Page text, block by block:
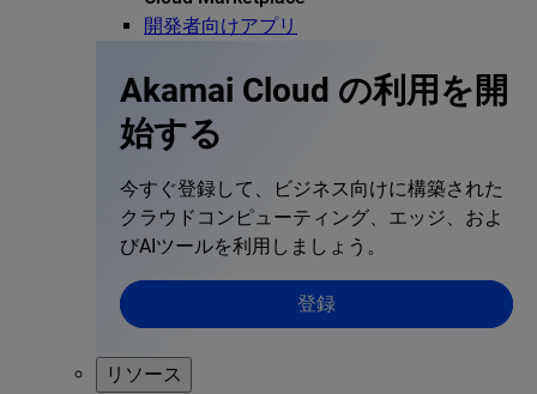
開発者向けアプリ
Akamai Cloud の利用を開
始する
今すぐ登録して、ビジネス向けに構築された
クラウドコンピューティング、エッジ、およ
びAIツールを利用しましょう。
登録
リソース